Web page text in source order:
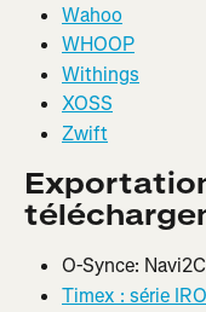
Wahoo
WHOOP
Withings
XOSS
Zwift
O-Synce:
Timex : série